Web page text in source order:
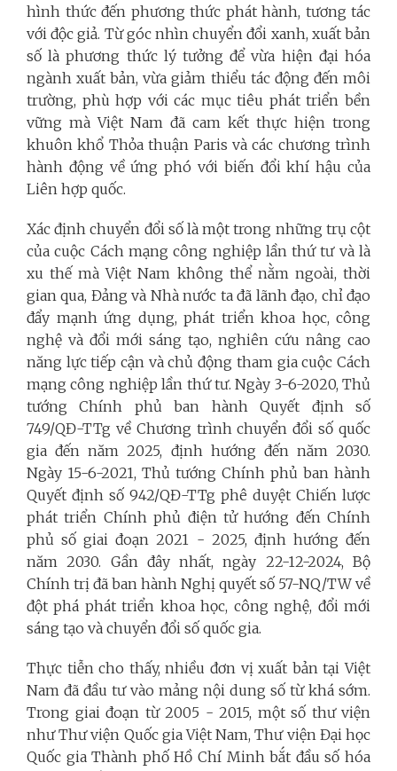
hình thức đến phương thức phát hành, tương tác
với độc giả. Từ góc nhìn chuyển đổi xanh, xuất bản
số là phương thức lý tưởng để vừa hiện đại hóa
ngành xuất bản, vừa giảm thiểu tác động đến môi
trường, phù hợp với các mục tiêu phát triển bền
vững mà Việt Nam đã cam kết thực hiện trong
khuôn khổ Thỏa thuận Paris và các chương trình
hành động về ứng phó với biến đổi khí hậu của
Liên hợp quốc.
Xác định chuyển đổi số là một trong những trụ cột
của cuộc Cách mạng công nghiệp lần thứ tư và là
xu thế mà Việt Nam không thể nằm ngoài, thời
gian qua, Đảng và Nhà nước ta đã lãnh đạo, chỉ đạo
đẩy mạnh ứng dụng, phát triển khoa học, công
nghệ và đổi mới sáng tạo, nghiên cứu nâng cao
năng lực tiếp cận và chủ động tham gia cuộc Cách
mạng công nghiệp lần thứ tư. Ngày 3-6-2020, Thủ
tướng Chính phủ ban hành Quyết định số
749/QĐ-TTg về Chương trình chuyển đổi số quốc
gia đến năm 2025, định hướng đến năm 2030.
Ngày 15-6-2021, Thủ tướng Chính phủ ban hành
Quyết định số 942/QĐ-TTg phê duyệt Chiến lược
phát triển Chính phủ điện tử hướng đến Chính
phủ số giai đoạn 2021 - 2025, định hướng đến
năm 2030. Gần đây nhất, ngày 22-12-2024, Bộ
Chính trị đã ban hành Nghị quyết số 57-NQ/TW về
đột phá phát triển khoa học, công nghệ, đổi mới
sáng tạo và chuyển đổi số quốc gia.
Thực tiễn cho thấy, nhiều đơn vị xuất bản tại Việt
Nam đã đầu tư vào mảng nội dung số từ khá sớm.
Trong giai đoạn từ 2005 - 2015, một số thư viện
như Thư viện Quốc gia Việt Nam, Thư viện Đại học
Quốc gia Thành phố Hồ Chí Minh bắt đầu số hóa